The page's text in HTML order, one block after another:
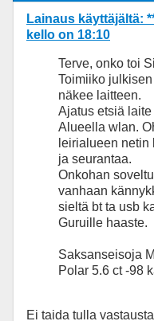
Lainaus käyttäjältä:
kello on 18:10
Terve, onko toi
Toimiiko
näkee laitteen.
Ajatus etsiä
Alueella wlan.
leirialueen netin
ja seurantaa.
Onkohan
vanhaan
sieltä bt ta usb
Guruille haaste.
Saksanseisoja
Polar 5.6 ct -98
Ei taida tulla